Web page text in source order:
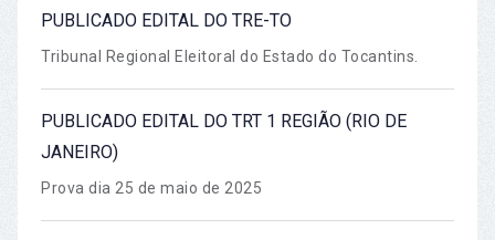
PUBLICADO EDITAL DO TRE-TO
Tribunal Regional Eleitoral do Estado do Tocantins.
PUBLICADO EDITAL DO TRT 1 REGIÃO (RIO DE
JANEIRO)
Prova dia 25 de maio de 2025